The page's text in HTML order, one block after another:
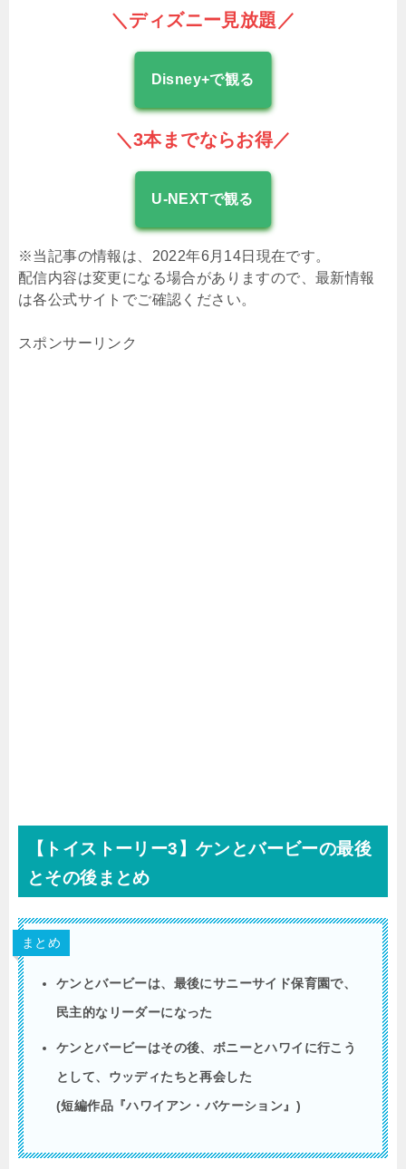
＼ディズニー見放題／
Disney+で観る
＼3本までならお得／
U-NEXTで観る
※当記事の情報は、2022年6月14日現在です。
配信内容は変更になる場合がありますので、最新情報
は各公式サイトでご確認ください。
スポンサーリンク
【トイストーリー3 】ケンとバービーの最後
とその後まとめ
まとめ
ケンとバービーは、最後にサニーサイド保育園で、
民主的なリーダーになった
ケンとバービーはその後、ボニーとハワイに行こう
として、ウッディたちと再会した
(短編作品『ハワイアン・バケーション』 )